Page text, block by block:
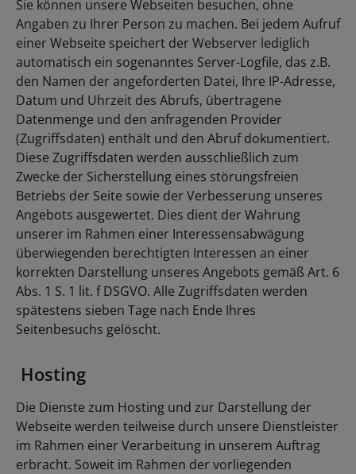
Sie können unsere Webseiten besuchen, ohne
Angaben zu Ihrer Person zu machen. Bei jedem Aufruf
einer Webseite speichert der Webserver lediglich
automatisch ein sogenanntes Server-Logfile, das z.B.
den Namen der angeforderten Datei, Ihre IP-Adresse,
Datum und Uhrzeit des Abrufs, übertragene
Datenmenge und den anfragenden Provider
(Zugriffsdaten) enthält und den Abruf dokumentiert.
Diese Zugriffsdaten werden ausschließlich zum
Zwecke der Sicherstellung eines störungsfreien
Betriebs der Seite sowie der Verbesserung unseres
Angebots ausgewertet. Dies dient der Wahrung
unserer im Rahmen einer Interessensabwägung
überwiegenden berechtigten Interessen an einer
korrekten Darstellung unseres Angebots gemäß Art. 6
Abs. 1 S. 1 lit. f DSGVO. Alle Zugriffsdaten werden
spätestens sieben Tage nach Ende Ihres
Seitenbesuchs gelöscht.
Hosting
Die Dienste zum Hosting und zur Darstellung der
Webseite werden teilweise durch unsere Dienstleister
im Rahmen einer Verarbeitung in unserem Auftrag
erbracht. Soweit im Rahmen der vorliegenden